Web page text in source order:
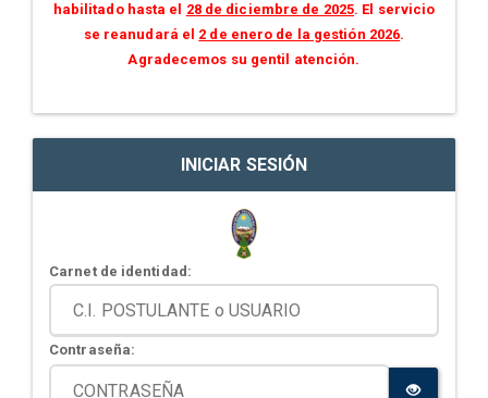
habilitado hasta el 28 de diciembre de 2025. El servicio
se reanudará el 2 de enero de la gestión 2026.
Agradecemos su gentil atención.
INICIAR SESIÓN
Carnet de identidad:
Contraseña: